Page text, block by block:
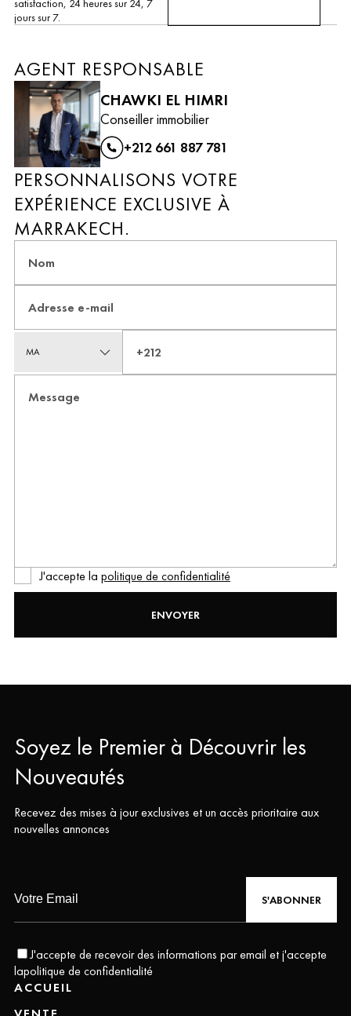
satisfaction, 24 heures sur 24, 7
jours sur 7.
AGENT RESPONSABLE
CHAWKI EL HIMRI
Conseiller immobilier
+212 661 887 781
PERSONNALISONS VOTRE
EXPÉRIENCE EXCLUSIVE À
MARRAKECH.
MA
J'accepte la politique de confidentialité
ENVOYER
Soyez le Premier à Découvrir les
Nouveautés
Recevez des mises à jour exclusives et un accès prioritaire aux
nouvelles annonces
S'ABONNER
J'accepte de recevoir des informations par email et j'accepte
lapolitique de confidentialité
ACCUEIL